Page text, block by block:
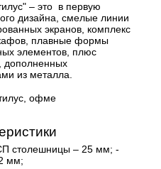
– это в первую
дизайна, смелые линии
экранов, комплекс
плавные формы
элементов, плюс
дополненных
из металла.
столешницы – 25 мм; -
мм;